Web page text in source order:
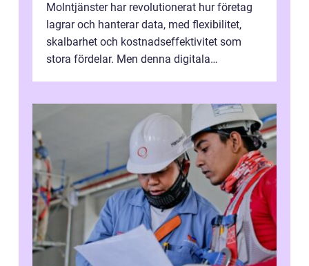
Molntjänster har revolutionerat hur företag
lagrar och hanterar data, med flexibilitet,
skalbarhet och kostnadseffektivitet som
stora fördelar. Men denna digitala